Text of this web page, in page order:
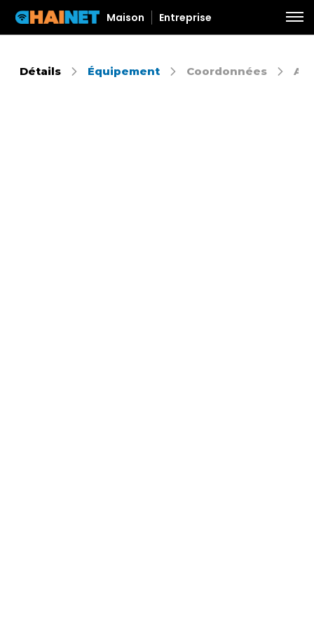
Maison Entreprise
Détails Équipement Coordonnées